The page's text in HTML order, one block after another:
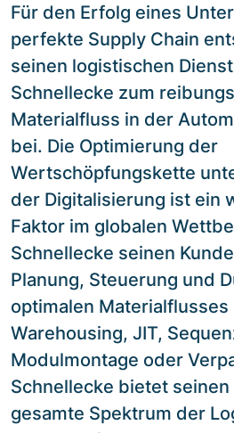
Für den Erfolg eines
perfekte Supply Chain
seinen logistischen
Schnellecke zum
Materialfluss in der
bei. Die Optimierung der
Wertschöpfungskette
der Digitalisierung ist ein
Faktor im globalen
Schnellecke seinen
Planung, Steuerung und
optimalen
Warehousing, JIT,
Modulmontage oder
Schnellecke bietet seinen
gesamte Spektrum der